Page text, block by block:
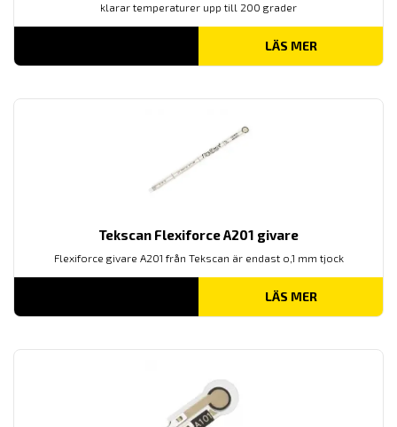
klarar temperaturer upp till 200 grader
LÄS MER
Tekscan Flexiforce A201 givare
Flexiforce givare A201 från Tekscan är endast o,1 mm tjock
LÄS MER